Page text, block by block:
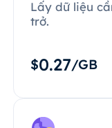
Lấy dữ liệu
trở.
$0.27/GB